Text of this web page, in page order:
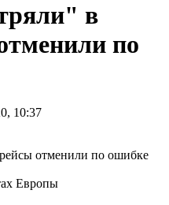
в
по
10:37
Европы